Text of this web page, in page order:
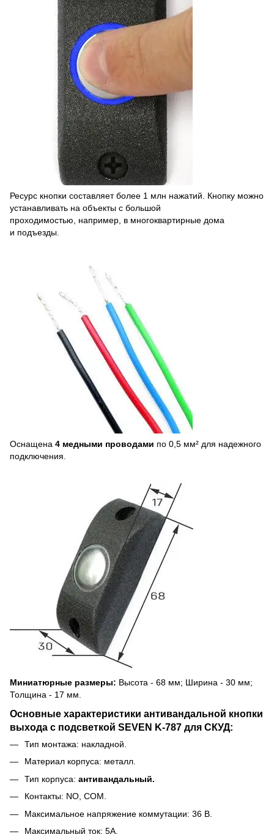
Ресурс кнопки составляет более 1 млн нажатий. Кнопку можно
устанавливать на объекты с большой
проходимостью, например, в многоквартирные дома
и подъезды.
Оснащена 4 медными проводами по 0,5 мм² для надежного
подключения.
Миниатюрные размеры: Высота - 68 мм; Ширина - 30 мм;
Толщина - 17 мм.
Основные характеристики антивандальной кнопки
выхода с подсветкой SEVEN K-787 для СКУД:
Тип монтажа: накладной.
Материал корпуса: металл.
Тип корпуса: антивандальный.
Контакты: NO, COM.
Максимальное напряжение коммутации: 36 В.
Максимальный ток: 5А.